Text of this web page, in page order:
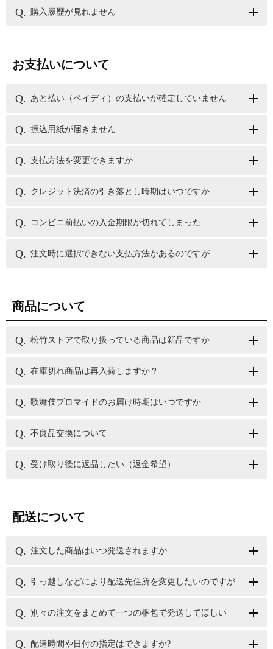
購入履歴が見れません
お支払いについて
あと払い（ペイディ）の支払いが確定していません
振込用紙が届きません
支払方法を変更できますか
クレジット決済の引き落とし時期はいつですか
コンビニ前払いの入金期限が切れてしまった
注文時に選択できない支払方法があるのですが
商品について
松竹ストアで取り扱っている商品は新品ですか
在庫切れ商品は再入荷しますか？
歌舞伎ブロマイドのお届け時期はいつですか
不良品交換について
受け取り後に返品したい（返金希望）
配送について
注文した商品はいつ発送されますか
引っ越しなどにより配送先住所を変更したいのですが
別々の注文をまとめて一つの梱包で発送してほしい
配達時間や日付の指定はできますか?